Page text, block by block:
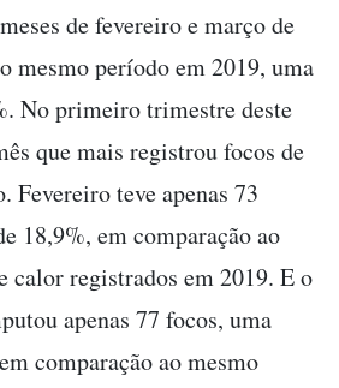
de fevereiro e março de
mesmo período em 2019, uma
No primeiro trimestre deste
que mais registrou focos de
Fevereiro teve apenas 73
18,9%, em comparação ao
calor registrados em 2019. E o
apenas 77 focos, uma
comparação ao mesmo